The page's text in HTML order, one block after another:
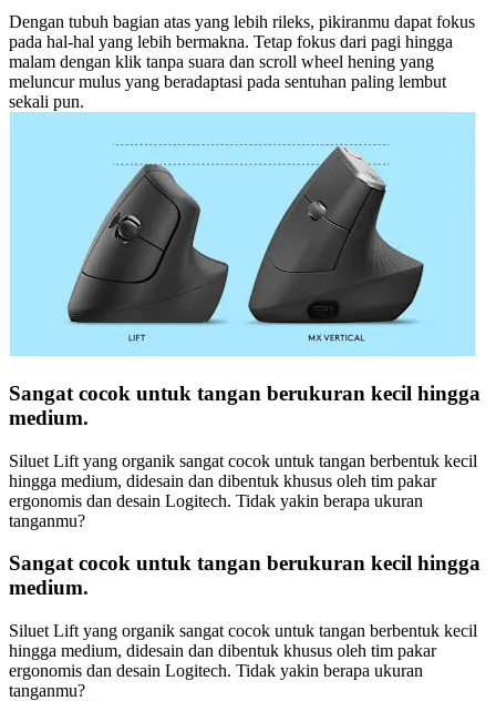
Dengan tubuh bagian atas yang lebih rileks, pikiranmu dapat fokus
pada hal-hal yang lebih bermakna. Tetap fokus dari pagi hingga
malam dengan klik tanpa suara dan scroll wheel hening yang
meluncur mulus yang beradaptasi pada sentuhan paling lembut
sekali pun.
Sangat cocok untuk tangan berukuran kecil hingga
medium.
Siluet Lift yang organik sangat cocok untuk tangan berbentuk kecil
hingga medium, didesain dan dibentuk khusus oleh tim pakar
ergonomis dan desain Logitech. Tidak yakin berapa ukuran
tanganmu?
Sangat cocok untuk tangan berukuran kecil hingga
medium.
Siluet Lift yang organik sangat cocok untuk tangan berbentuk kecil
hingga medium, didesain dan dibentuk khusus oleh tim pakar
ergonomis dan desain Logitech. Tidak yakin berapa ukuran
tanganmu?